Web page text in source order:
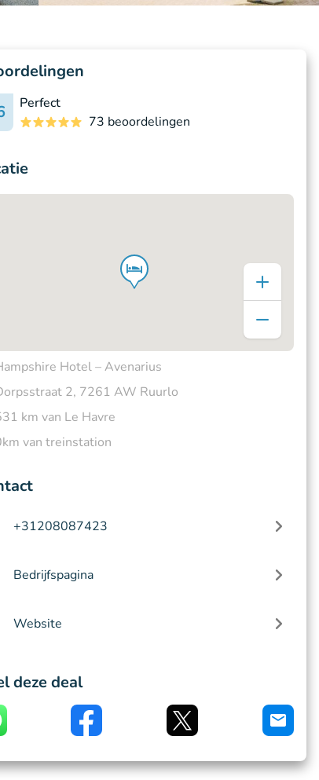
Perfect
73 beoordelingen
Hotel – Avenarius
2, 7261 AW Ruurlo
km van Le Havre
van treinstation
+31208087423
Bedrijfspagina
Website
deze deal